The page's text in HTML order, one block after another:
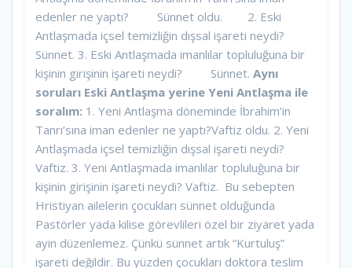
edenler ne yaptı? Sünnet oldu. 2. Eski
Antlaşmada içsel temizliğin dışsal işareti neydi?
Sünnet. 3. Eski Antlaşmada imanlılar topluluğuna bir
kişinin girişinin işareti neydi? Sünnet. Aynı
soruları Eski Antlaşma yerine Yeni Antlaşma ile
soralım: 1. Yeni Antlaşma döneminde İbrahim’in
Tanrı’sına iman edenler ne yaptı?Vaftiz oldu. 2. Yeni
Antlaşmada içsel temizliğin dışsal işareti neydi?
Vaftiz. 3. Yeni Antlaşmada imanlılar topluluğuna bir
kişinin girişinin işareti neydi? Vaftiz. Bu sebepten
Hristiyan ailelerin çocukları sünnet olduğunda
Pastörler yada kilise görevlileri özel bir ziyaret yada
ayin düzenlemez. Çünkü sünnet artık “Kurtuluş”
işareti değildir. Bu yüzden çocukları doktora teslim